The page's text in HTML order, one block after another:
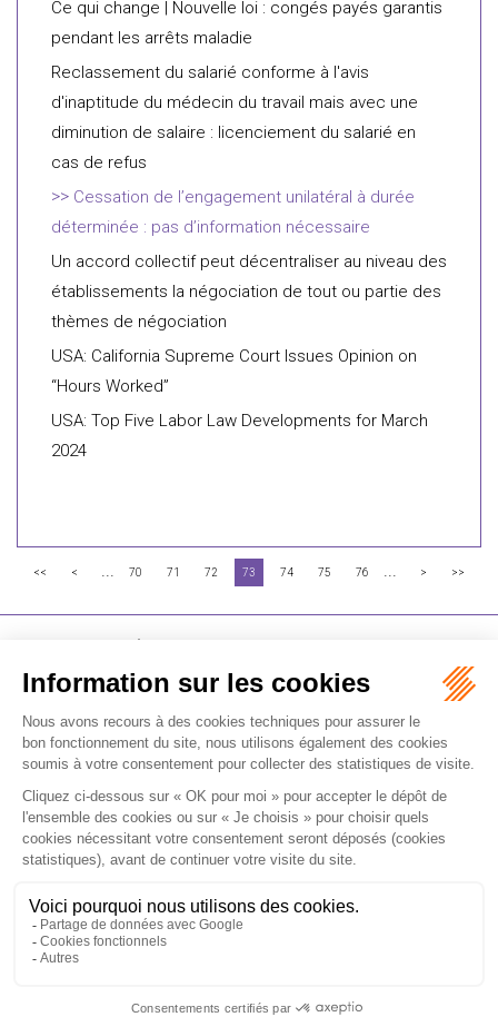
Ce qui change | Nouvelle loi : congés payés garantis
pendant les arrêts maladie
Reclassement du salarié conforme à l'avis
d'inaptitude du médecin du travail mais avec une
diminution de salaire : licenciement du salarié en
cas de refus
Cessation de l’engagement unilatéral à durée
déterminée : pas d’information nécessaire
Un accord collectif peut décentraliser au niveau des
établissements la négociation de tout ou partie des
thèmes de négociation
USA: California Supreme Court Issues Opinion on
“Hours Worked”
USA: Top Five Labor Law Developments for March
2024
<< < ... 70 71 72 73 74 75 76 ... > >>
16-18 Rue du 4 Septembre - 75002 Paris
Contactez-nous
RECEVOIR LA NEWSLETTER
Je m'inscris